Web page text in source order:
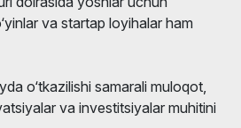
va startap loyihalar ham
o‘tkazilishi samarali muloqot,
va investitsiyalar muhitini